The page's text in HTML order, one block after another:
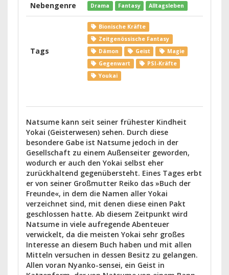
Nebengenre Drama Fantasy Alltagsleben
Tags
Bionische Kräfte
Zeitgenössische Fantasy
Dämon
Geist
Magie
Gegenwart
PSI-Kräfte
Youkai
Natsume kann seit seiner frühester Kindheit
Yokai (Geisterwesen) sehen. Durch diese
besondere Gabe ist Natsume jedoch in der
Gesellschaft zu einem Außenseiter geworden,
wodurch er auch den Yokai selbst eher
zurückhaltend gegenübersteht. Eines Tages erbt
er von seiner Großmutter Reiko das »Buch der
Freunde«, in dem die Namen aller Yokai
verzeichnet sind, mit denen diese einen Pakt
geschlossen hatte. Ab diesem Zeitpunkt wird
Natsume in viele aufregende Abenteuer
verwickelt, da die meisten Yokai sehr großes
Interesse an diesem Buch haben und mit allen
Mitteln versuchen in dessen Besitz zu gelangen.
Allen voran Nyanko-sensei, ein Geist in